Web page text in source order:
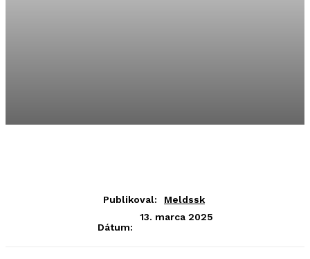
Publikoval: Meldssk
Dátum:
13. marca 2025